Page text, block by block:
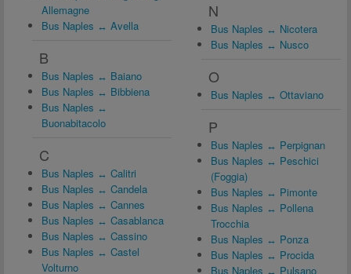
Allemagne
Bus Naples ↔ Avella
B
Bus Naples ↔ Baiano
Bus Naples ↔ Bibbiena
Bus Naples ↔
Buonabitacolo
C
Bus Naples ↔ Calitri
Bus Naples ↔ Candela
Bus Naples ↔ Cannes
Bus Naples ↔ Casablanca
Bus Naples ↔ Cassino
Bus Naples ↔ Castel
Volturno
N
Bus Naples ↔ Nicotera
Bus Naples ↔ Nusco
O
Bus Naples ↔ Ottaviano
P
Bus Naples ↔ Perpignan
Bus Naples ↔ Peschici
(Foggia)
Bus Naples ↔ Pimonte
Bus Naples ↔ Pollena
Trocchia
Bus Naples ↔ Ponza
Bus Naples ↔ Procida
Bus Naples ↔ Pulsano